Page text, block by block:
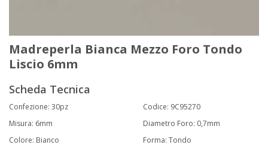
Madreperla Bianca Mezzo Foro Tondo
Liscio 6mm
Scheda Tecnica
Confezione: 30pz Codice: 9C95270
Misura: 6mm Diametro Foro: 0,7mm
Colore: Bianco Forma: Tondo